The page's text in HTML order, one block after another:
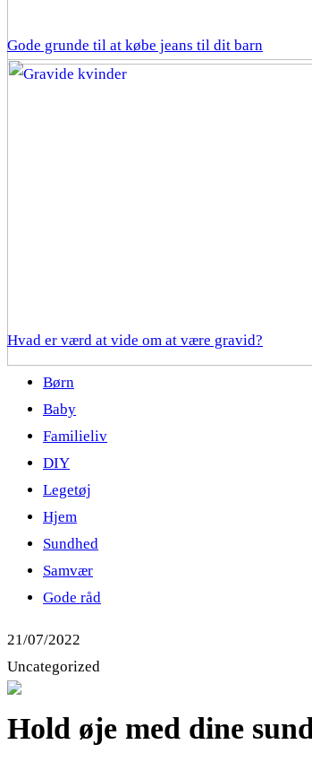
Gode grunde til at købe jeans til dit barn
Hvad er værd at vide om at være gravid?
Børn
Baby
Familieliv
DIY
Legetøj
Hjem
Sundhed
Samvær
Gode råd
21/07/2022
Uncategorized
Hold øje med dine